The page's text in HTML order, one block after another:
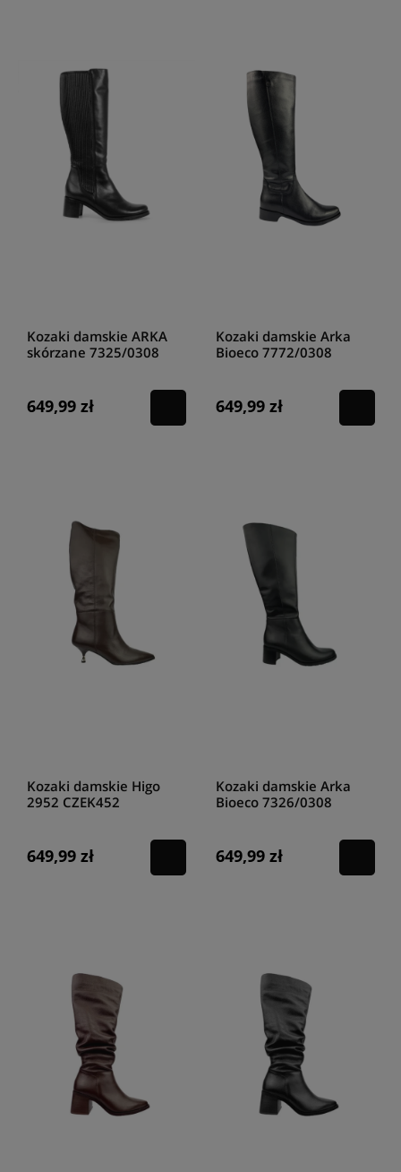
Kozaki damskie ARKA
skórzane 7325/0308
649,99 zł
Kozaki damskie Arka
Bioeco 7772/0308
649,99 zł
Kozaki damskie Higo
2952 CZEK452
649,99 zł
Kozaki damskie Arka
Bioeco 7326/0308
649,99 zł